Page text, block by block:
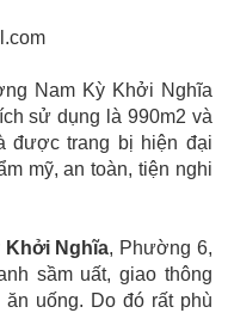
Nam Kỳ Khởi Nghĩa
sử dụng là 990m2 và
được trang bị hiện đại
mỹ, an toàn, tiện nghi
Khởi Nghĩa, Phường 6,
sầm uất, giao thông
uống. Do đó rất phù